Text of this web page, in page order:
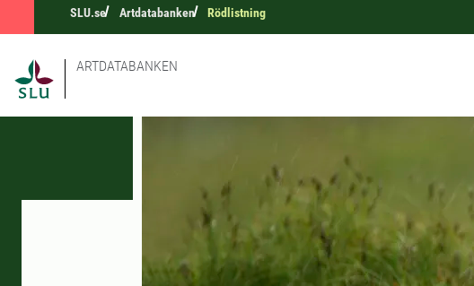
SLU.se Artdatabanken Rödlistning
ARTDATABANKEN